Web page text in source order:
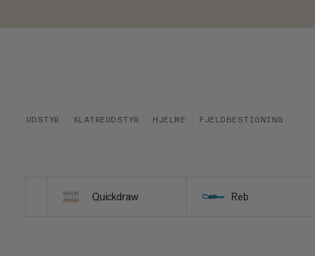
UDSTYR KLATREUDSTYR HJELME FJELDBESTIGNING
Quickdraw Reb